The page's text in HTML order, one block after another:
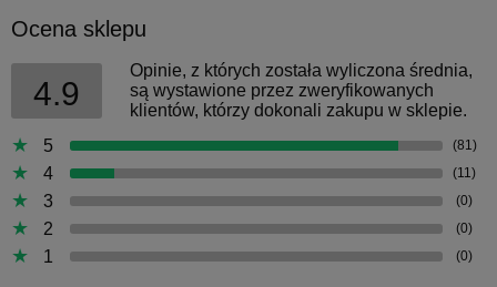
Ocena sklepu
4.9
Opinie, z których została wyliczona średnia,
są wystawione przez zweryfikowanych
klientów, którzy dokonali zakupu w sklepie.
5
(81)
4 (11)
3 (0)
2 (0)
1 (0)